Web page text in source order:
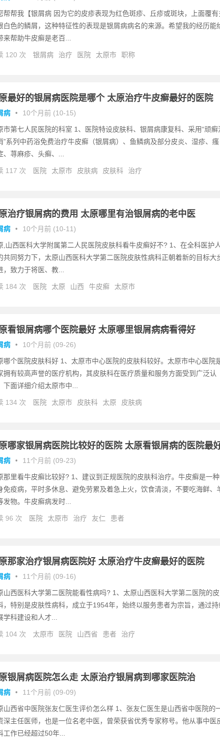
帮帮我【银屑病 因为它的皮疹表现为红色斑疹、丘疹或斑块，上面覆有
白色的鳞屑，这种特征性的表现是银屑病病名的来源。希望我的经历能
来帮助牛皮癣是老百...
120 次 银屑病 治疗 医院 太原市 职称
最好的银屑病医院是哪个 太原治疗牛皮癣最好的医院
病 • 10个月前 (10-15)
市第七人民医院的科室 1、医院特设皮肤科、银屑病康复科、采用“顽癣
”系列中药浴免费治疗牛皮癣（银屑病）、鱼鳞病及部分皮炎、湿疹、瘙
、荨麻疹、头癣、...
117 次 医院 太原市 皮肤病 皮肤科 治疗
治疗银屑病的费用 太原哪里有治银屑病的老中医
病 • 10个月前 (10-11)
,山西医科大学附属第二人民医院皮肤科看牛皮癣好不? 1、在全科医护
共同努力下，太原山西医科大学第二医院皮肤性病科正朝着新的目标大
，致力于将医、教...
184 次 医院 太原 山西 牛皮癣 太原市
看银屑病哪个医院最好 太原哪里银屑病病看得好
病 • 10个月前 (09-26)
哪个医院皮肤科好 1、太原市中心医院的皮肤科较好。太原市中心医院
拥有较高声誉的医疗机构，其皮肤科在医疗质量和服务方面受到广泛认
下面详细介绍太原市中...
134 次 医院 太原市 皮肤科 太原 皮肤病
哪家银屑病医院比较好的医院 太原看银屑病的医院最
病 • 11个月前 (09-23)
那里看牛皮癣比较好? 1、建议到正规医院的皮肤科治疗。牛皮癣是一种
免疫病，平时多休息、避免劳累及着急上火，饮食清淡，不要吃海鲜、
发物。牛皮癣病发时...
96 次 医院 太原市 治疗 友仁 患者
那家治疗银屑病医院好 太原治疗牛皮癣最好的医院
病 • 11个月前 (09-16)
山西医科大学第二医院能看性病吗? 1、太原山西医科大学第二医院的皮
，特别是皮肤性病科，成立于1954年，始终以服务患者为宗旨，通过持
学科建设和人才...
104 次 太原市 医院 山西省 患者 治疗
银屑病医院怎么走 太原治疗银屑病到哪家医院治
病 • 11个月前 (09-09)
山西省中医院张友仁医生评价怎么样 1、张友仁医生是山西省中医院的
深主任医师，也是一位名老中医，曾荣获省优秀专家称号。他从事中医
工作已经超过50年...